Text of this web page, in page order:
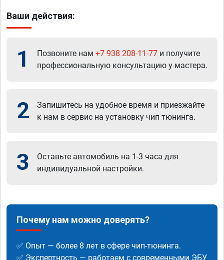
Ваши действия:
1 Позвоните нам +7 938 208-11-77 и получите
профессиональную консультацию у мастера.
2
Запишитесь на удобное время и приезжайте
к нам в сервис на установку чип тюнинга.
3
Оставьте автомобиль на 1-3 часа для
индивидуальной настройки.
Почему нам можно доверять?
✅ Опыт — более 8 лет в сфере чип-тюнинга.
✅ Экспертность — работаем с современными ЭБУ